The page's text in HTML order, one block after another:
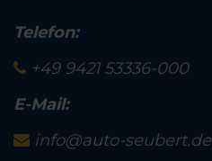
Telefon:
+49 9421 53336-000
E-Mail:
info@auto-seubert.de